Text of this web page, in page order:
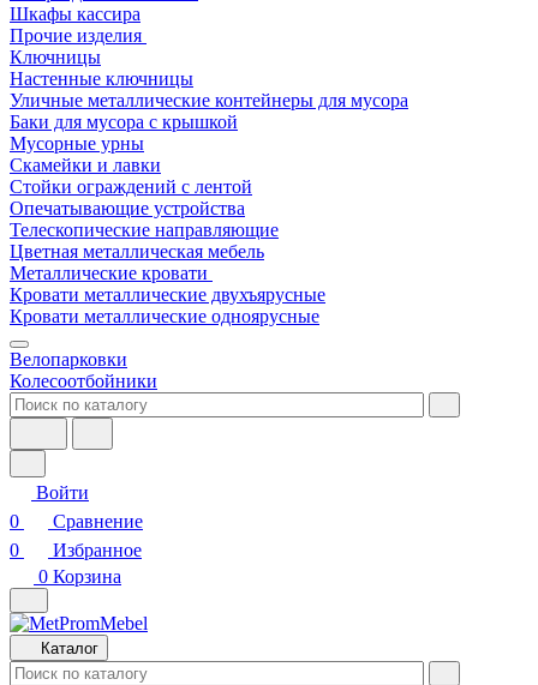
Шкафы кассира
Прочие изделия
Ключницы
Настенные ключницы
Уличные металлические контейнеры для мусора
Баки для мусора с крышкой
Мусорные урны
Скамейки и лавки
Стойки ограждений с лентой
Опечатывающие устройства
Телескопические направляющие
Цветная металлическая мебель
Металлические кровати
Кровати металлические двухъярусные
Кровати металлические одноярусные
Велопарковки
Колесоотбойники
Войти
0
Сравнение
0
Избранное
0 Корзина
Каталог